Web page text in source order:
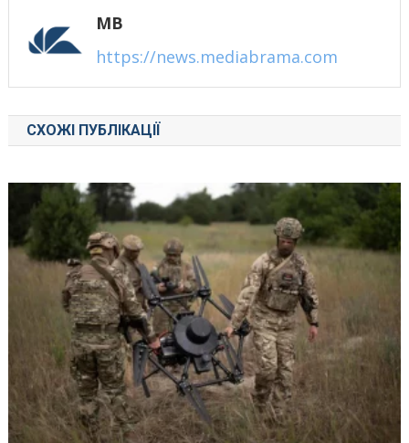
MB
https://news.mediabrama.com
СХОЖІ ПУБЛІКАЦІЇ